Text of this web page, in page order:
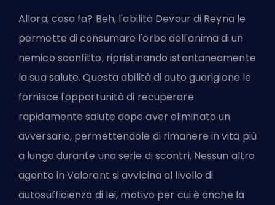
Allora, cosa fa? Beh, l'abilità Devour di Reyna le
permette di consumare l'orbe dell'anima di un
nemico sconfitto, ripristinando istantaneamente
la sua salute. Questa abilità di auto guarigione le
fornisce l'opportunità di recuperare
rapidamente salute dopo aver eliminato un
avversario, permettendole di rimanere in vita più
a lungo durante una serie di scontri. Nessun altro
agente in Valorant si avvicina al livello di
autosufficienza di lei, motivo per cui è anche la